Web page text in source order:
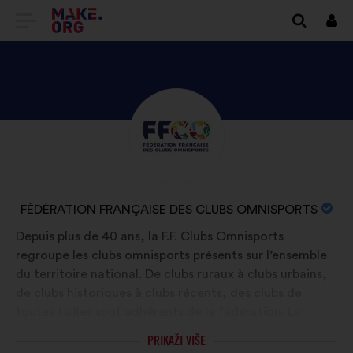
IDI
POČETNU
STRANICU
PLATFORMEOTKRIJTE
PROFIL
DES
CLUBS
NAZIV
ORGANIZACIJE:
FÉDÉRATION FRANÇAISE DES CLUBS OMNISPORTS
Biografija:
Depuis plus de 40 ans, la F.F. Clubs Omnisports
regroupe les clubs omnisports présents sur l’ensemble
du territoire national. De clubs ruraux à clubs urbains,
diversité de ces structures est une richesse pour le
PRIKAŽI VIŠE